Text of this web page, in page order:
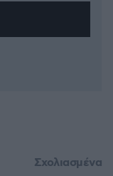
Σχολιασμένα